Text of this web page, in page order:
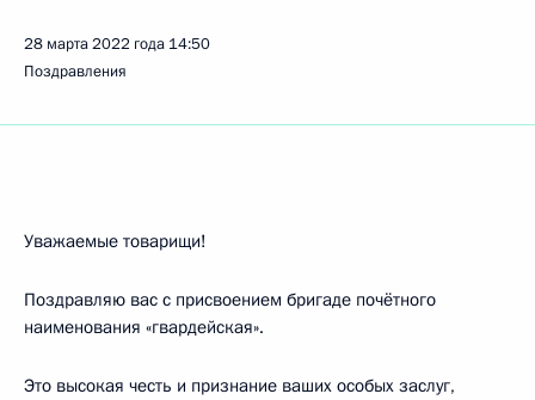
28 марта 2022 года 14:50
Поздравления
Уважаемые товарищи!
Поздравляю вас с присвоением бригаде почётного
наименования «гвардейская».
Это высокая честь и признание ваших особых заслуг,